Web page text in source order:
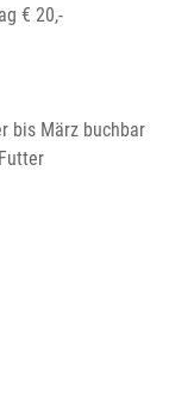
€ 20,-
bis März buchbar